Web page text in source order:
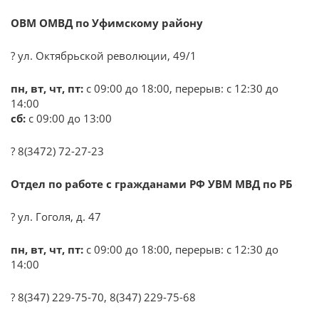
ОВМ ОМВД по Уфимскому району
? ул. Октябрьской революции, 49/1
пн, вт, чт, пт: с 09:00 до 18:00, перерыв: с 12:30 до
14:00
сб: с 09:00 до 13:00
? 8(3472) 72-27-23
Отдел по работе с гражданами РФ УВМ МВД по РБ
? ул. Гоголя, д. 47
пн, вт, чт, пт: с 09:00 до 18:00, перерыв: с 12:30 до
14:00
? 8(347) 229-75-70, 8(347) 229-75-68